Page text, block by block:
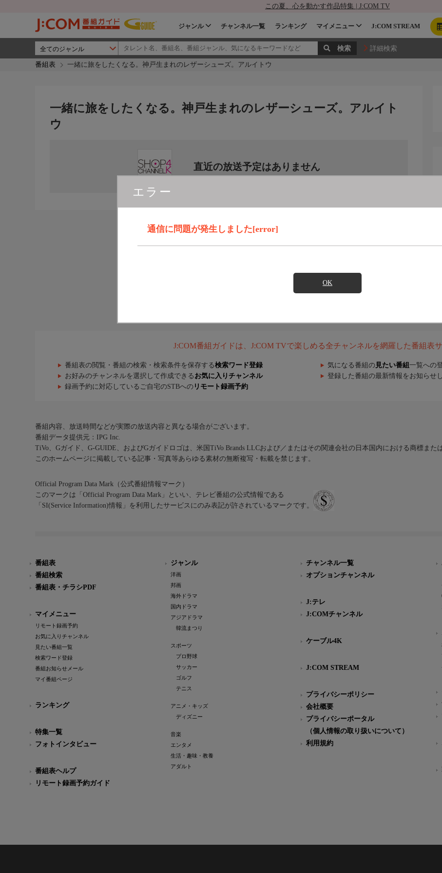
この夏、心を動かす作品特集 | J:COM TV
ジャンル チャンネル一覧 ランキング マイメニュー J:COM STREAM
詳細検索
番組表 一緒に旅をしたくなる。神戸生まれのレザーシューズ。アルイトウ
エラー
通信に問題が発生しました[error]
OK
一緒に旅をしたくなる。神戸生まれのレザーシューズ。アルイト
ウ
直近の放送予定はありません
J:COM番組ガイドは、J:COM TVで楽しめる全チャンネルを網羅した番組表サ
番組表の閲覧・番組の検索・検索条件を保存する検索ワード登録 気になる番組の 見たい番組 一覧への
お好みのチャンネルを選択して作成できる お気に入りチャンネル 登録した番組の最新情報をお知らせ
録画予約に対応しているご自宅のSTBへの リモート録画予約
番組内容、放送時間などが実際の放送内容と異なる場合がございます。
番組データ提供元：IPG Inc.
TiVo、Gガイド、G-GUIDE、およびGガイドロゴは、米国TiVo Brands LLCおよび／またはその関連会社の日本国内における商標また
このホームページに掲載している記事・写真等あらゆる素材の無断複写・転載を禁じます。
Official Program Data Mark（公式番組情報マーク）
このマークは「Official Program Data Mark」といい、テレビ番組の公式情報である
「SI(Service Information)情報」を利用したサービスにのみ表記が許されているマークです。
番組表
番組検索
番組表・チラシPDF
マイメニュー
リモート録画予約
お気に入りチャンネル
見たい番組一覧
検索ワード登録
番組お知らせメール
マイ番組ページ
ランキング
特集一覧
フォトインタビュー
番組表ヘルプ
リモート録画予約ガイド
ジャンル
洋画
邦画
海外ドラマ
国内ドラマ
アジアドラマ
韓流まつり
スポーツ
プロ野球
サッカー
ゴルフ
テニス
アニメ・キッズ
ディズニー
音楽
エンタメ
生活・趣味・教養
アダルト
チャンネル一覧
オプションチャンネル
J:テレ
J:COMチャンネル
ケーブル4K
J:COM STREAM
プライバシーポリシー
会社概要
プライバシーポータル
（個人情報の取り扱いについて）
利用規約